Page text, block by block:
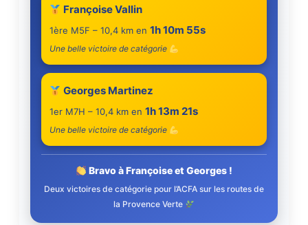
Françoise Vallin
1ère M5F – 10,4 km en 1h 10m 55s
Une belle victoire de catégorie
Georges Martinez
1er M7H – 10,4 km en 1h 13m 21s
Une belle victoire de catégorie
Bravo à Françoise et Georges !
Deux victoires de catégorie pour l’ACFA sur les routes de
la Provence Verte